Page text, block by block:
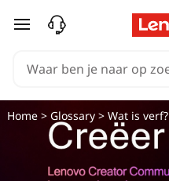
Ga naar de hoofdinhoud
Home> Glossary> Wat is verf?